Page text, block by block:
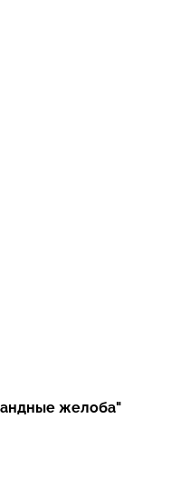
желоба"